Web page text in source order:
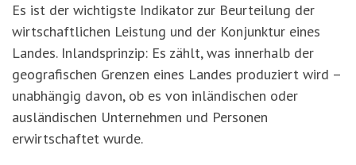
Es ist der wichtigste Indikator zur Beurteilung der
wirtschaftlichen Leistung und der Konjunktur eines
Landes. Inlandsprinzip: Es zählt, was innerhalb der
geografischen Grenzen eines Landes produziert wird –
unabhängig davon, ob es von inländischen oder
ausländischen Unternehmen und Personen
erwirtschaftet wurde.